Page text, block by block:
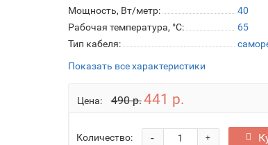
Мощность, Вт/метр:
40
Рабочая температура, °C:
65
Тип кабеля:
Показать все характеристики
Цена: 490 р.441 р.
Количество: +
-